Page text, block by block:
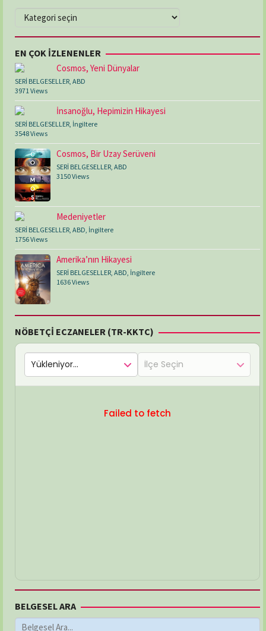
KATEGORİLER
EN ÇOK İZLENENLER
Cosmos, Yeni Dünyalar
SERİ BELGESELLER ABD
3971 Views
İnsanoğlu, Hepimizin Hikayesi
SERİ BELGESELLER İngiltere
3548 Views
Cosmos, Bir Uzay Serüveni
SERİ BELGESELLER ABD
3150 Views
Medeniyetler
SERİ BELGESELLER ABD İngiltere
1756 Views
Amerika’nın Hikayesi
SERİ BELGESELLER ABD İngiltere
1636 Views
NÖBETÇİ ECZANELER (TR-KKTC)
Failed to fetch
BELGESEL ARA